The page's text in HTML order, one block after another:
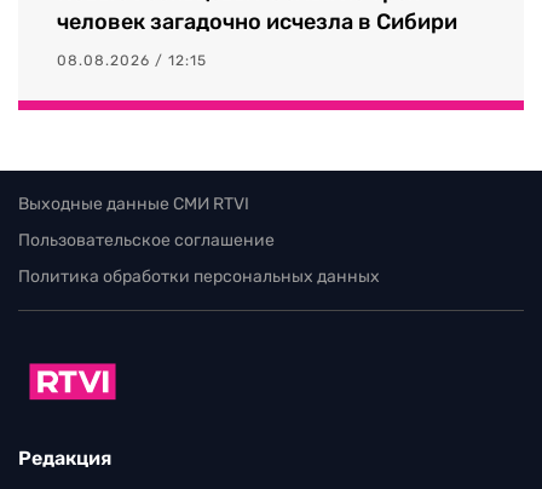
человек загадочно исчезла в Сибири
08.08.2026 / 12:15
Выходные данные СМИ RTVI
Пользовательское соглашение
Политика обработки персональных данных
Редакция